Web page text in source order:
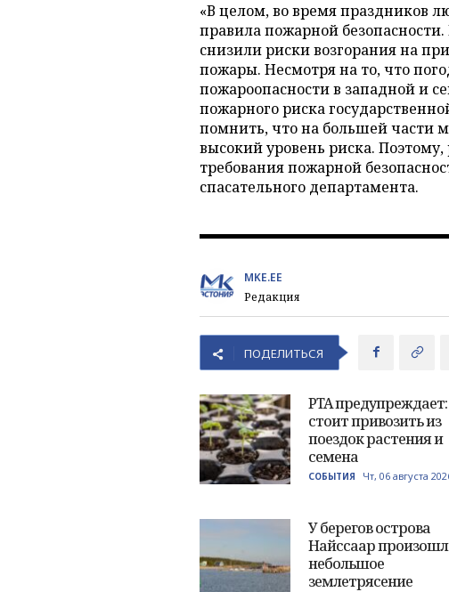
«В целом, во время праздников
правила пожарной
снизили риски возгорания на
пожары. Несмотря на то, что
пожароопасности в западной и
пожарного риска
помнить, что на большей части
высокий уровень риска.
требования пожарной
спасательного департамента.
MKE.EE
Редакция
ПОДЕЛИТЬСЯ
PTA
стоит привозить из
поездок растения и
семена
СОБЫТИЯ Чт, 06 августа
У берегов острова
Найссаар
небольшое
землетрясение